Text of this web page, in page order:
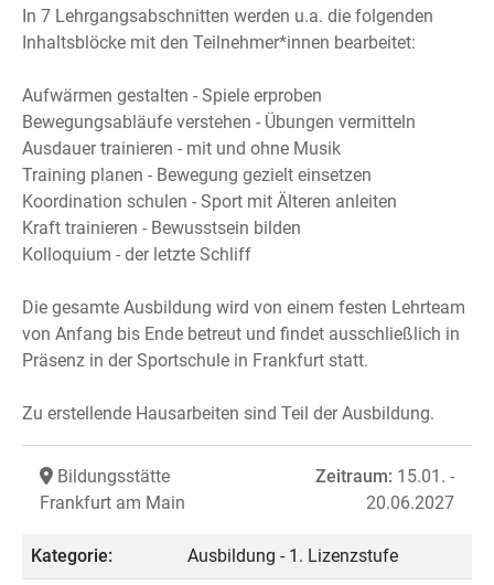
In 7 Lehrgangsabschnitten werden u.a. die folgenden
Inhaltsblöcke mit den Teilnehmer*innen bearbeitet:
Aufwärmen gestalten - Spiele erproben
Bewegungsabläufe verstehen - Übungen vermitteln
Ausdauer trainieren - mit und ohne Musik
Training planen - Bewegung gezielt einsetzen
Koordination schulen - Sport mit Älteren anleiten
Kraft trainieren - Bewusstsein bilden
Kolloquium - der letzte Schliff
Die gesamte Ausbildung wird von einem festen Lehrteam
von Anfang bis Ende betreut und findet ausschließlich in
Präsenz in der Sportschule in Frankfurt statt.
Zu erstellende Hausarbeiten sind Teil der Ausbildung.
Bildungsstätte
Frankfurt am Main
Zeitraum: 15.01. -
20.06.2027
Kategorie: Ausbildung - 1. Lizenzstufe